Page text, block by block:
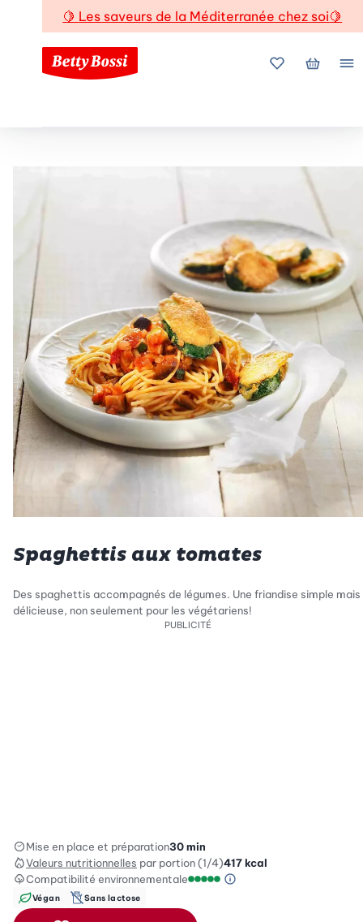
🍋 Les saveurs de la Méditerranée chez soi🍋
Mes favoris
Mon
Spaghettis aux tomates
Des spaghettis accompagnés de légumes. Une friandise simple mais
délicieuse, non seulement pour les végétariens!
PUBLICITÉ
Mise en place et préparation30 min
Valeurs nutritionnelles par portion (1/4)417kcal
Compatibilité environnementale
Information sur
Végan Sans lactose